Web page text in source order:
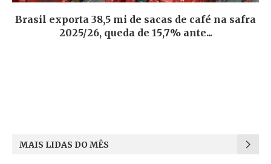
Brasil exporta 38,5 mi de sacas de café na safra
2025/26, queda de 15,7% ante...
MAIS LIDAS DO MÊS